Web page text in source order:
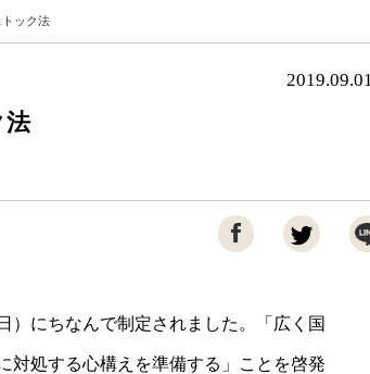
ック法
法

）にちなんで制定されました。「広く国
対処する心構えを準備する」ことを啓発